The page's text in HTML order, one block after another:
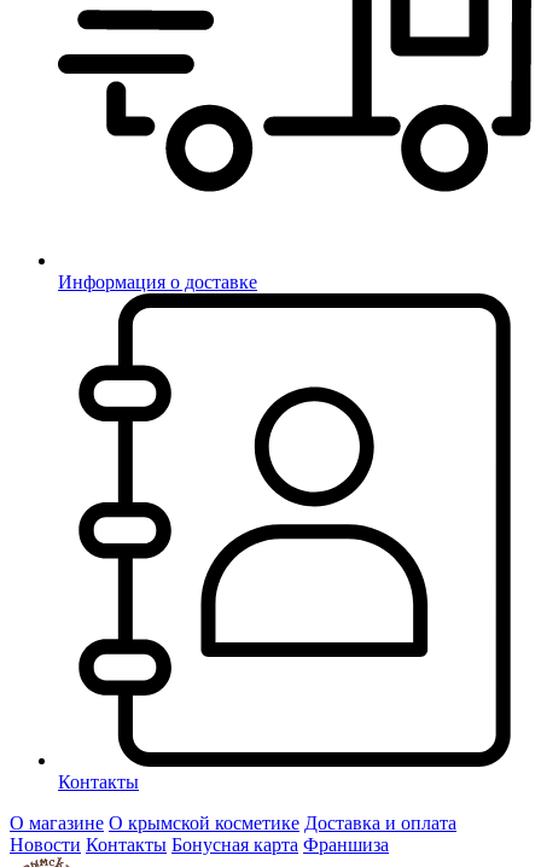
Информация о доставке
Контакты
О магазине О крымской косметике Доставка и оплата
Новости Контакты Бонусная карта Франшиза